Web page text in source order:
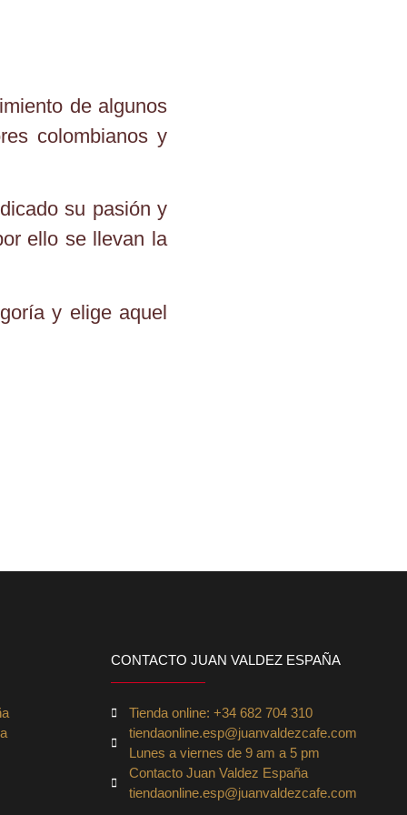
de algunos
colombianos y
su pasión y
ello se llevan la
y elige aquel
CONTACTO JUAN VALDEZ ESPAÑA
Tienda online: +34 682 704 310
tiendaonline.esp@juanvaldezcafe.com
Lunes a viernes de 9 am a 5 pm
Contacto Juan Valdez España
tiendaonline.esp@juanvaldezcafe.com